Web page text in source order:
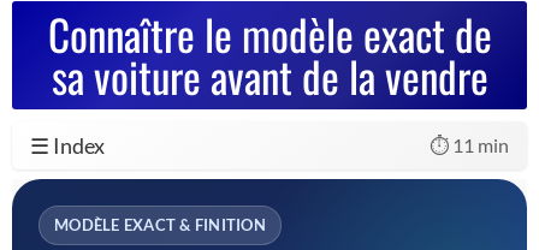
Connaître le modèle exact de
sa voiture avant de la vendre
☰ Index ⏱️ 11 min
MODÈLE EXACT & FINITION